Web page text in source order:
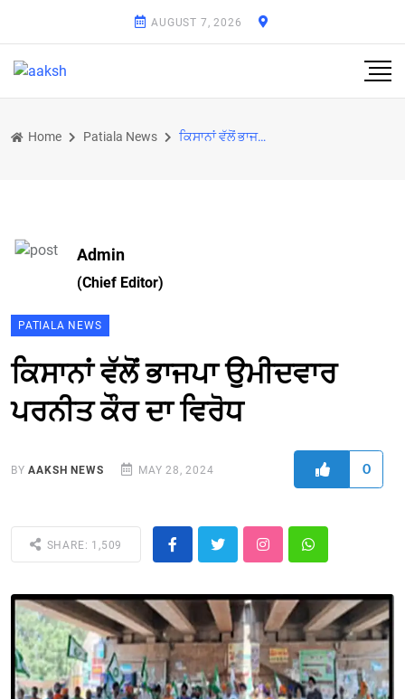
AUGUST 7, 2026
Home Patiala News ਕਿਸਾਨਾਂ ਵੱਲੋਂ ਭਾਜਪਾ ਉਮੀਦਵਾਰ ਪਰਨੀਤ ਕੌਰ ਦਾ ਵਿਰੋਧ
Admin
(Chief Editor)
PATIALA NEWS
ਕਿਸਾਨਾਂ ਵੱਲੋਂ ਭਾਜਪਾ ਉਮੀਦਵਾਰ
ਪਰਨੀਤ ਕੌਰ ਦਾ ਵਿਰੋਧ
BYAAKSH NEWS MAY 28, 2024 0
SHARE: 1,509